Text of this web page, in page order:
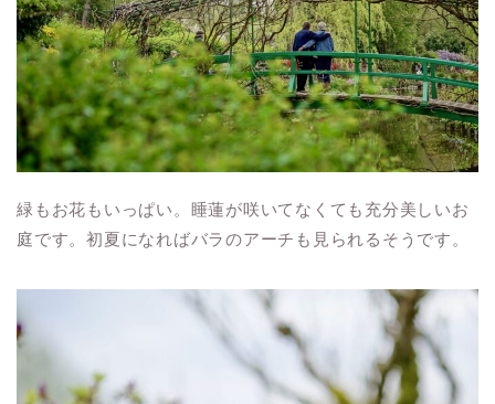
緑もお花もいっぱい。睡蓮が咲いてなくても充分美しいお
庭です。初夏になればバラのアーチも見られるそうです。